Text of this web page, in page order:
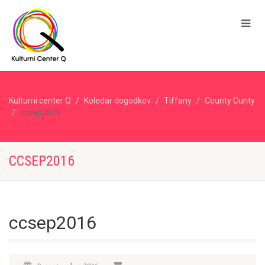
Kulturni center Q Koledar dogodkov Tiffany
County Cunty
ccsep2016
CCSEP2016
ccsep2016